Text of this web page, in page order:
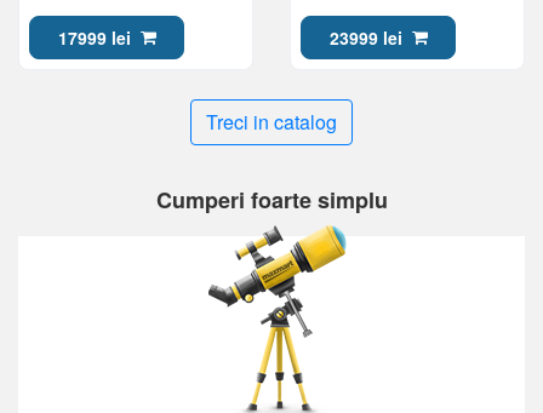
17999 lei 23999 lei
Treci in catalog
Cumperi foarte simplu